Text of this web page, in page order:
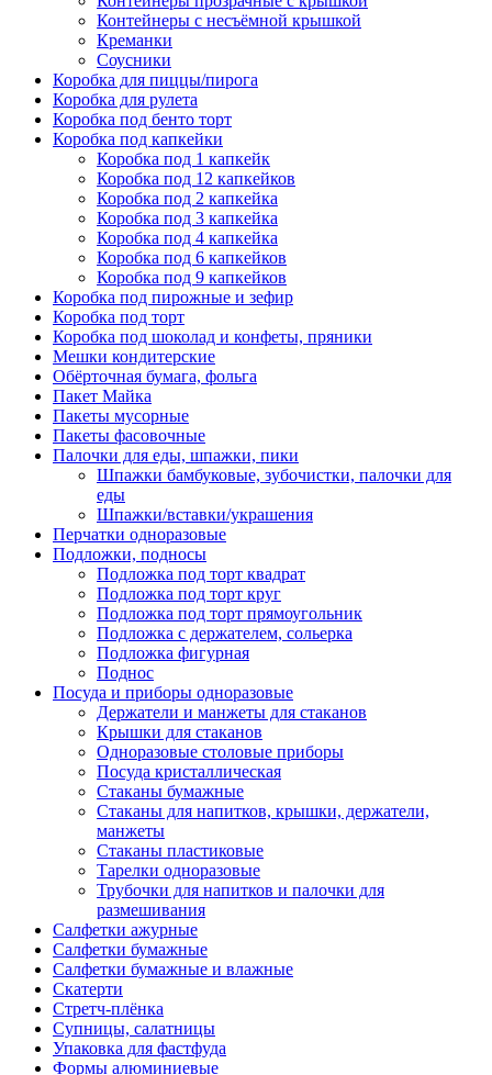
Контейнеры с несъёмной крышкой
Креманки
Соусники
Коробка для пиццы/пирога
Коробка для рулета
Коробка под бенто торт
Коробка под капкейки
Коробка под 1 капкейк
Коробка под 12 капкейков
Коробка под 2 капкейка
Коробка под 3 капкейка
Коробка под 4 капкейка
Коробка под 6 капкейков
Коробка под 9 капкейков
Коробка под пирожные и зефир
Коробка под торт
Коробка под шоколад и конфеты, пряники
Мешки кондитерские
Обёрточная бумага, фольга
Пакет Майка
Пакеты мусорные
Пакеты фасовочные
Палочки для еды, шпажки, пики
Шпажки бамбуковые, зубочистки, палочки для
еды
Шпажки/вставки/украшения
Перчатки одноразовые
Подложки, подносы
Подложка под торт квадрат
Подложка под торт круг
Подложка под торт прямоугольник
Подложка с держателем, сольерка
Подложка фигурная
Поднос
Посуда и приборы одноразовые
Держатели и манжеты для стаканов
Крышки для стаканов
Одноразовые столовые приборы
Посуда кристаллическая
Стаканы бумажные
Стаканы для напитков, крышки, держатели,
манжеты
Стаканы пластиковые
Тарелки одноразовые
Трубочки для напитков и палочки для
размешивания
Салфетки ажурные
Салфетки бумажные
Салфетки бумажные и влажные
Скатерти
Стретч-плёнка
Супницы, салатницы
Упаковка для фастфуда
Формы алюминиевые